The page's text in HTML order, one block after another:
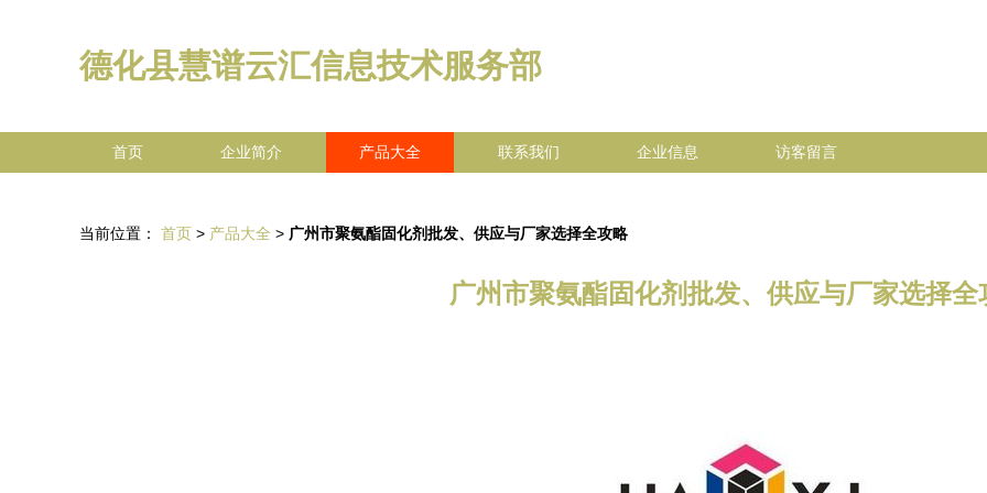
德化县慧谱云汇信息技术服务部
首页 企业简介 产品大全 联系我们 企业信息 访客留言
当前位置： 首页 > 产品大全 > 广州市聚氨酯固化剂批发、供应与厂家选择全攻略
广州市聚氨酯固化剂批发、供应与厂家选择全